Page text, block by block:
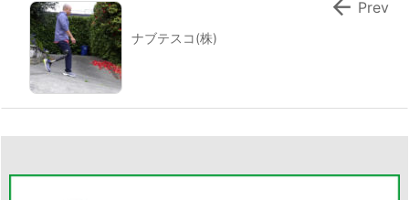
ナブテスコ(株)
 Prev